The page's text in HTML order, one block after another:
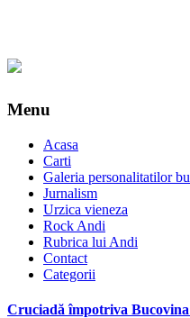
Menu
Acasa
Carti
Galeria personalitatilor
Jurnalism
Urzica vieneza
Rock Andi
Rubrica lui Andi
Contact
Categorii
Cruciadă împotriva